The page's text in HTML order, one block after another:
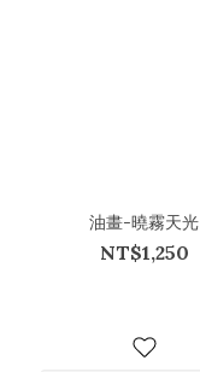
油畫-曉霧天光
NT$1,250